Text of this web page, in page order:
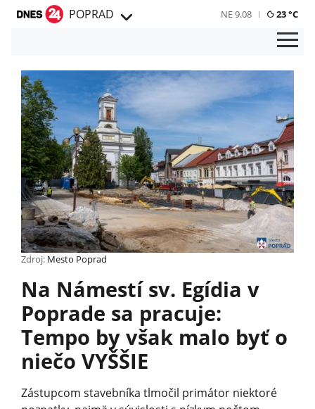
POPRAD NE 9.08 23 °C
Zdroj: Mesto Poprad
Na Námestí sv. Egídia v
Poprade sa pracuje:
Tempo by však malo byť o
niečo VYŠŠIE
Zástupcom stavebníka tlmočil primátor niektoré